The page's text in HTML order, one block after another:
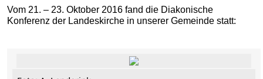
Vom 21. – 23. Oktober 2016 fand die Diakonische
Konferenz der Landeskirche in unserer Gemeinde statt: